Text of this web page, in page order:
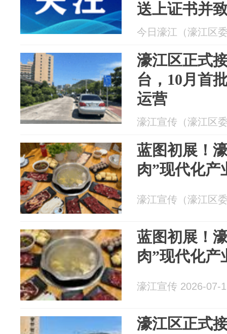
送上证书并
今日濠江（濠江区
濠江区正式
台，10月首
运营
濠江宣传（濠江区
蓝图初展！
肉”现代化产
濠江宣传（濠江区
蓝图初展！
肉”现代化产
濠江宣传 2026-07-
濠江区正式